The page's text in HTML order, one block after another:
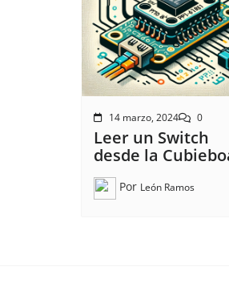
14 marzo, 2024 0
Leer un Switch
desde la
Por León Ramos